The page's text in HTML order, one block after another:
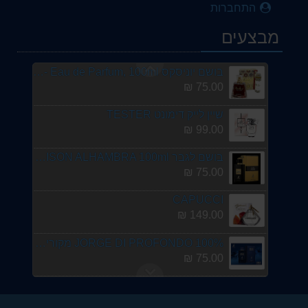
התחברות
מבצעים75.00 ₪
בושם יוניסקס Raghba by Lattafa for Unisex - Eau de Parfum, 100ml א.ד.פ.
75.00 ₪
שיין לייק דימונט TESTER
99.00 ₪
בושם לגבר BLACK ORIGAMI EDP By MAISON ALHAMBRA 100ml
75.00 ₪
CAPUCCI
149.00 ₪
JORGE DI PROFONDO 100% מקורי✔ בושם 3.4 OZ \ 100ML Maison Alhambra
75.00 ₪